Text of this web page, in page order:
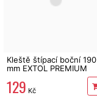
Kleště štípací boční 190
mm EXTOL PREMIUM
129 Kč